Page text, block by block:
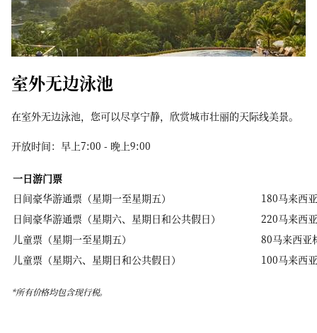
室外无边泳池
在室外无边泳池，您可以尽享宁静，欣赏城市壮丽的天际线美景。
开放时间：早上7:00 - 晚上9:00
一日游门票
日间豪华游通票（星期一至星期五）
180马来西
日间豪华游通票（星期六、星期日和公共假日）
220马来西
儿童票（星期一至星期五）
80马来西亚
儿童票（星期六、星期日和公共假日）
100马来西
*所有价格均包含现行税。